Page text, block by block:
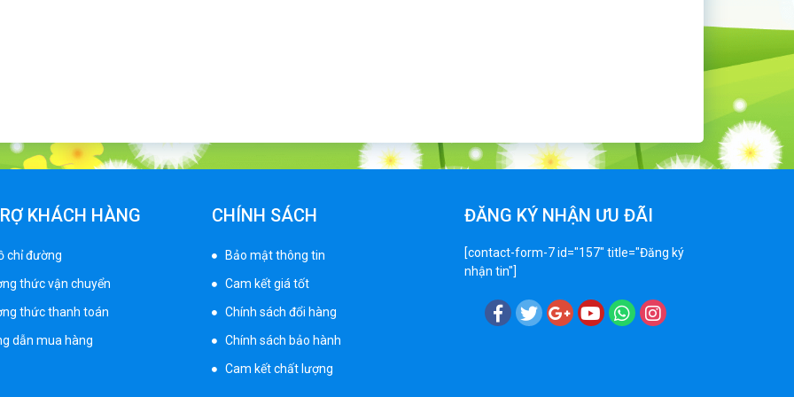
KHÁCH HÀNG
chỉ đường
thức vận chuyển
thức thanh toán
dẫn mua hàng
CHÍNH SÁCH
Bảo mật thông tin
Cam kết giá tốt
Chính sách đổi hàng
Chính sách bảo hành
Cam kết chất lượng
ĐĂNG KÝ NHẬN ƯU ĐÃI
[contact-form-7 id="157" title="Đăng ký
nhận tin"]